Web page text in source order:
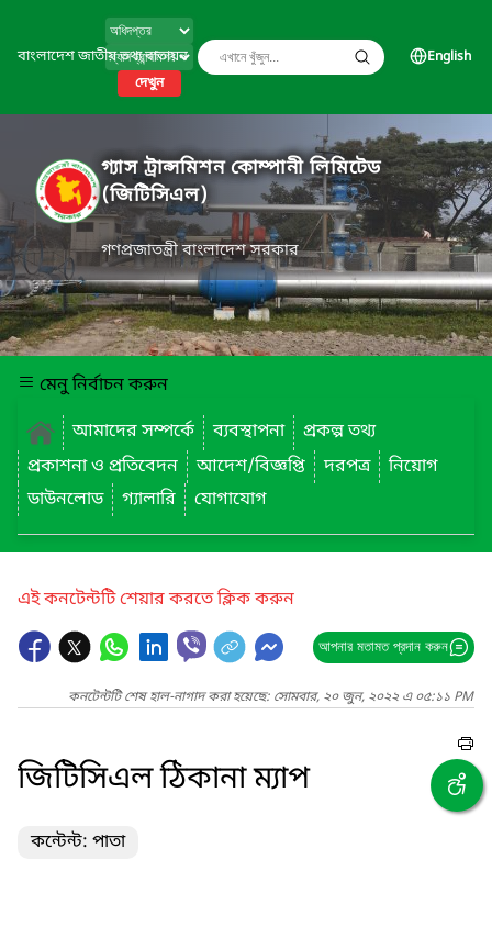
বাংলাদেশ জাতীয় তথ্য বাতায়ন
দেখুন
English
গ্যাস ট্রান্সমিশন কোম্পানী লিমিটেড
(জিটিসিএল)
গণপ্রজাতন্ত্রী বাংলাদেশ সরকার
মেনু নির্বাচন করুন
আমাদের সম্পর্কে
ব্যবস্থাপনা
প্রকল্প তথ্য
প্রকাশনা ও প্রতিবেদন
আদেশ/বিজ্ঞপ্তি দরপত্র
নিয়োগ
ডাউনলোড
গ্যালারি যোগাযোগ
এই কনটেন্টটি শেয়ার করতে ক্লিক করুন
আপনার মতামত প্রদান করুন
কনটেন্টটি শেষ হাল-নাগাদ করা হয়েছে: সোমবার, ২০ জুন, ২০২২ এ ০৫:১১ PM
জিটিসিএল ঠিকানা ম্যাপ
কন্টেন্ট: পাতা